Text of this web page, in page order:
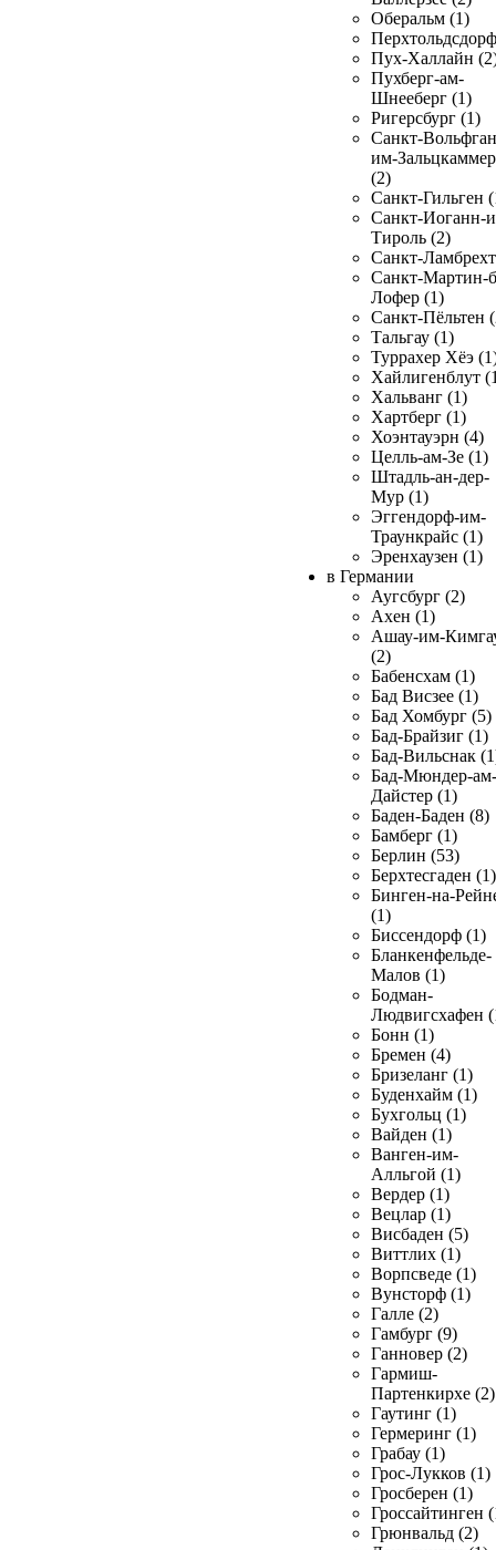
Оберальм (1)
Пух-Халлайн
Пухберг-ам-
Шнееберг (1)
Ригерсбург (1)
Санкт-
им-
(2)
Санкт-Гильген
Санкт-Иоганн-
Тироль (2)
Санкт-
Санкт-Мартин-
Лофер (1)
Санкт-Пёльтен
Тальгау (1)
Туррахер Хёэ
Хайлигенблут
Хальванг (1)
Хартберг (1)
Хоэнтауэрн (4)
Целль-ам-Зе (1)
Штадль-ан-дер-
Мур (1)
Эггендорф-им-
Траункрайс (1)
Эренхаузен (1)
в Германии
Аугсбург (2)
Ахен (1)
Ашау-им-
(2)
Бабенсхам (1)
Бад Висзее (1)
Бад Хомбург (5)
Бад-Брайзиг (1)
Бад-Вильснак
Бад-Мюндер-ам-
Дайстер (1)
Баден-Баден (8)
Бамберг (1)
Берлин (53)
Берхтесгаден (1)
Бинген-на-
(1)
Биссендорф (1)
Бланкенфельде-
Малов (1)
Бодман-
Людвигсхафен
Бонн (1)
Бремен (4)
Бризеланг (1)
Буденхайм (1)
Бухгольц (1)
Вайден (1)
Ванген-им-
Алльгой (1)
Вердер (1)
Вецлар (1)
Висбаден (5)
Виттлих (1)
Ворпсведе (1)
Вунсторф (1)
Галле (2)
Гамбург (9)
Ганновер (2)
Гармиш-
Партенкирхе (2)
Гаутинг (1)
Гермеринг (1)
Грабау (1)
Грос-Лукков (1)
Гросберен (1)
Гроссайтинген
Грюнвальд (2)